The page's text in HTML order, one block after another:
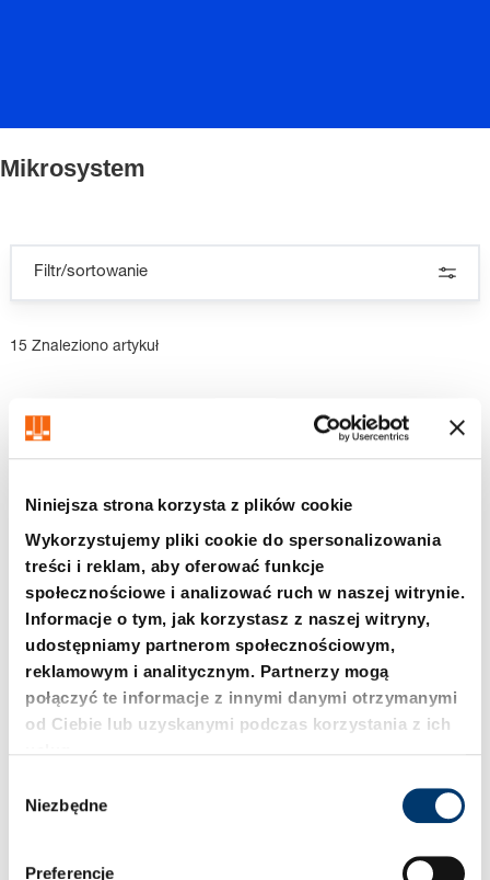
Niniejsza strona korzysta z plików cookie
Wykorzystujemy pliki cookie do spersonalizowania
treści i reklam, aby oferować funkcje
społecznościowe i analizować ruch w naszej witrynie.
Informacje o tym, jak korzystasz z naszej witryny,
udostępniamy partnerom społecznościowym,
reklamowym i analitycznym. Partnerzy mogą
połączyć te informacje z innymi danymi otrzymanymi
od Ciebie lub uzyskanymi podczas korzystania z ich
Niezbędne
Preferencje
Mikrosystem
Filtr/sortowanie
15 Znaleziono artykuł
gwintem GE-mikro
Gratownik do rur ze
stożkiem 24°